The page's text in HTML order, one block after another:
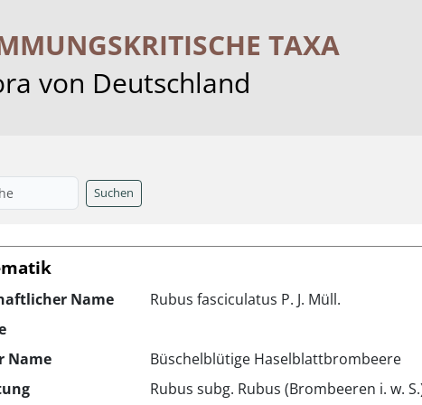
TAXA
von Deutschland
Suchen
Name
Rubus fasciculatus P. J. Müll.
Name
Büschelblütige Haselblattbrombeere
Rubus subg. Rubus (Brombeeren i. w.